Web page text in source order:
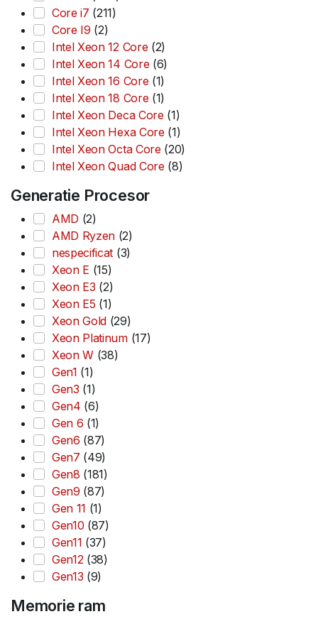
Core i7 (211)
Core I9 (2)
Intel Xeon 12 Core (2)
Intel Xeon 14 Core (6)
Intel Xeon 16 Core (1)
Intel Xeon 18 Core (1)
Intel Xeon Deca Core (1)
Intel Xeon Hexa Core (1)
Intel Xeon Octa Core (20)
Intel Xeon Quad Core (8)
Generatie Procesor
AMD (2)
AMD Ryzen (2)
nespecificat (3)
Xeon E (15)
Xeon E3 (2)
Xeon E5 (1)
Xeon Gold (29)
Xeon Platinum (17)
Xeon W (38)
Gen1 (1)
Gen3 (1)
Gen4 (6)
Gen 6 (1)
Gen6 (87)
Gen7 (49)
Gen8 (181)
Gen9 (87)
Gen 11 (1)
Gen10 (87)
Gen11 (37)
Gen12 (38)
Gen13 (9)
Memorie ram